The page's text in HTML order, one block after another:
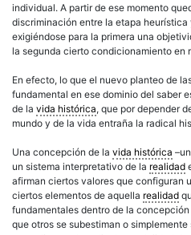
individual. A partir de ese momento
discriminación entre la etapa
exigiéndose para la primera una
la segunda cierto condicionamiento en
En efecto, lo que el nuevo planteo de
fundamental en ese dominio del saber
de la vida histórica, que por depender
mundo y de la vida entraña la radical
Una concepción de la vida histórica
un sistema interpretativo de la realidad
afirman ciertos valores que configuran
ciertos elementos de aquella realidad
fundamentales dentro de la
que otros se subestiman o